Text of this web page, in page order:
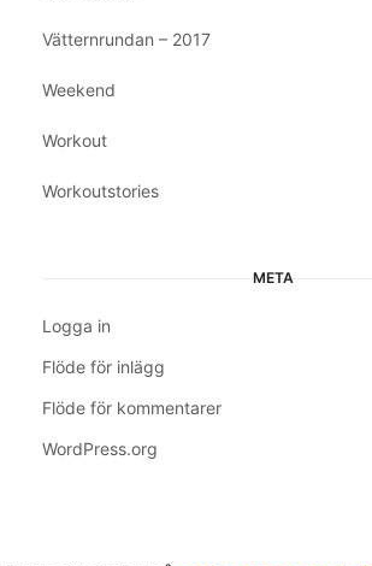
Vätternrundan – 2017
Weekend
Workout
Workoutstories
META
Logga in
Flöde för inlägg
Flöde för kommentarer
WordPress.org